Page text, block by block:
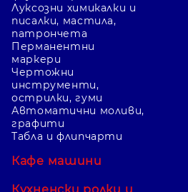
Луксозни химикалки и
писалки, мастила,
патрончета
Перманентни
маркери
Чертожни
инструменти,
острилки, гуми
Автоматични моливи,
графити
Табла и флипчарти
Кафе машини